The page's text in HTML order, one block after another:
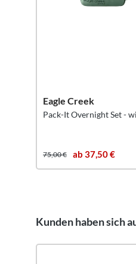
Eagle Creek
Pack-It Overnight Set -
75,00 € ab 37,50 €
Produktgalerie
Kunden haben sich